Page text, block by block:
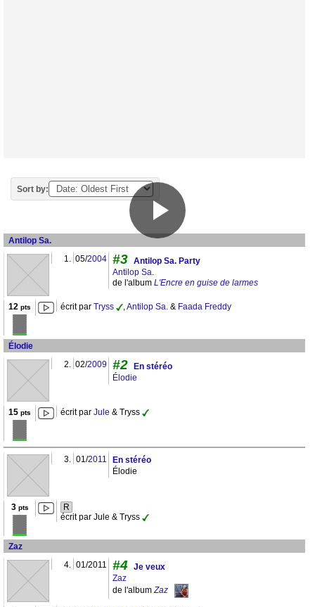
Sort by:
Antilop Sa.
1. 05/2004 #3 Antilop Sa. Party
Antilop Sa.
de l'album L'Encre en guise de larmes
12 pts écrit par Tryss ,Antilop Sa. & Faada Freddy
Élodie
2. 02/2009 #2
En stéréo
Élodie
15 pts écrit par Jule & Tryss
3. 01/2011
En stéréo
Élodie
3pts
R
écrit par Jule & Tryss
Zaz
4. 01/2011 #4 Je veux
Zaz
de l'albumZaz